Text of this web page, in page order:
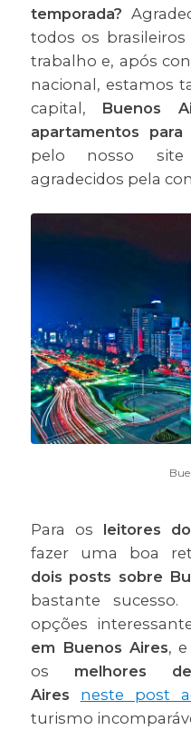
temporada?
todos os
trabalho e, após
nacional, estamos
capital, Buenos
apartamentos
pelo nosso
agradecidos pela
Para os leitores
fazer uma boa
dois posts sobre
bastante
opções
em Buenos Aires,
os melhores
Aires
neste post
turismo